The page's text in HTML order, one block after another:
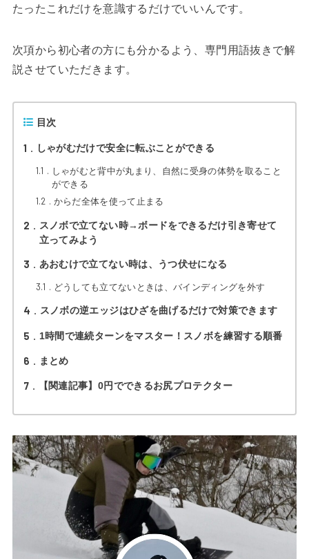
たったこれだけを意識するだけでいいんです。
次項から初心者の方にも分かるよう、専門用語抜きで解
説させていただきます。
目次
1 しゃがむだけで安全に転ぶことができる
1.1
しゃがむと背中が丸まり、自然に受身の体勢を取ること
ができる
1.2 からだ全体を使って止まる
2
スノボで立てない時→ボードをできるだけ引き寄せて
立ってみよう
3 あおむけで立てない時は、うつ伏せになる
3.1 どうしても立てないときは、バインディングを外す
4 スノボの逆エッジはひざを曲げるだけで対策できます
5 1時間で連続ターンをマスター！スノボを練習する順番
6 まとめ
7 【関連記事】0円でできるお尻プロテクター